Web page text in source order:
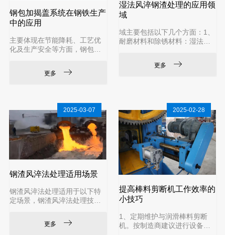
钢包加揭盖系统在钢铁生产
中的应用
主要体现在节能降耗、工艺优
化及生产安全等方面，钢包加
价值如下：一、节能降耗与热
管理‌减少钢水温降与热损失‌使
更多
湿法风淬钢渣处理的应用领
域
域主要包括以下几个方面‌：1‌、
耐磨材料和除锈材料‌：湿法风
度和稳定性，适用于制作耐磨
材料和除锈材料。例如，造船
更多
2025-03-07
钢渣风淬法处理适用场景
钢渣风淬法处理适用于以下特
定场景，钢渣风淬法处理技术
件及资源化需求综合选择：
一、液态钢渣处理场景1‌、高流
更多
2025-02-28
提高棒料剪断机工作效率的
小技巧
1‌、定期维护与润滑‌棒料剪断
机。按制造商建议进行设备保